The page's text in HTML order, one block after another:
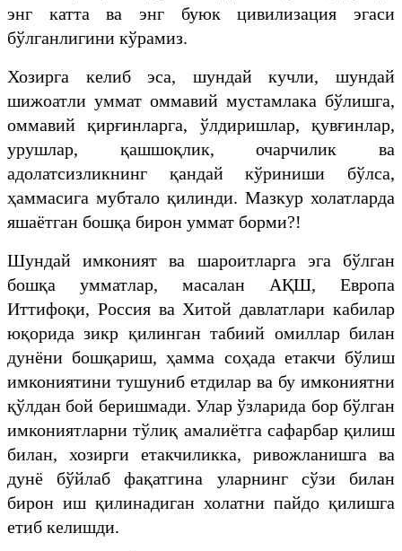
энг катта ва энг буюк цивилизация эгаси
бўлганлигини кўрамиз.
Хозирга келиб эса, шундай кучли, шундай
шижоатли уммат оммавий мустамлака бўлишга,
оммавий қирғинларга, ўлдиришлар, қувғинлар,
урушлар, қашшоқлик, очарчилик ва
адолатсизликнинг қандай кўриниши бўлса,
ҳаммасига мубтало қилинди. Мазкур холатларда
яшаётган бошқа бирон уммат борми?!
Шундай имконият ва шароитларга эга бўлган
бошқа умматлар, масалан АҚШ, Европа
Иттифоқи, Россия ва Хитой давлатлари кабилар
юқорида зикр қилинган табиий омиллар билан
дунёни бошқариш, ҳамма соҳада етакчи бўлиш
имкониятини тушуниб етдилар ва бу имкониятни
қўлдан бой беришмади. Улар ўзларида бор бўлган
имкониятларни тўлиқ амалиётга сафарбар қилиш
билан, хозирги етакчиликка, ривожланишга ва
дунё бўйлаб фақатгина уларнинг сўзи билан
бирон иш қилинадиган холатни пайдо қилишга
етиб келишди.